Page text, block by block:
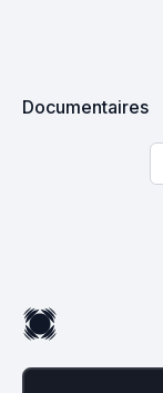
Documentaires